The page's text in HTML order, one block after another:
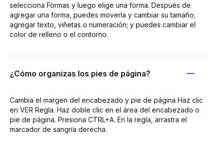
selecciona Formas y luego elige una forma. Después de
agregar una forma, puedes moverla y cambiar su tamaño;
agregar texto, viñetas o numeración; y puedes cambiar el
color de relleno o el contorno.
¿Cómo organizas los pies de página?
Cambia el margen del encabezado y pie de página Haz clic
en VER Regla. Haz doble clic en el área del encabezado o
pie de página. Presiona CTRL+A. En la regla, arrastra el
marcador de sangría derecha.